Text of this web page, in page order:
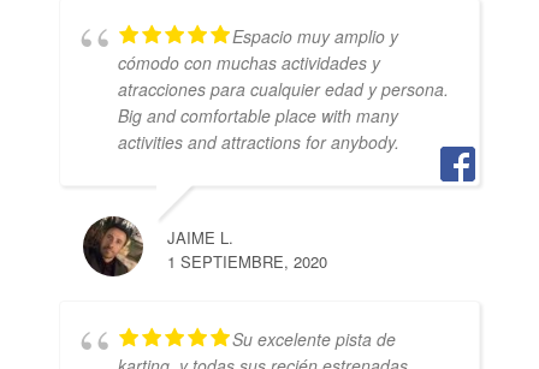
Espacio muy amplio y
cómodo con muchas actividades y
atracciones para cualquier edad y persona.
Big and comfortable place with many
activities and attractions for anybody.
JAIME L.
1 SEPTIEMBRE, 2020
Su excelente pista de